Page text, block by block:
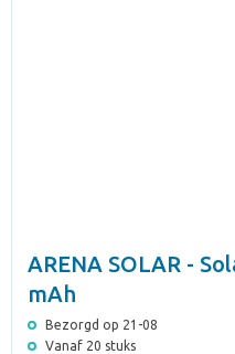
ARENA SOLAR -
mAh
Bezorgd op 21-08
Vanaf 20 stuks